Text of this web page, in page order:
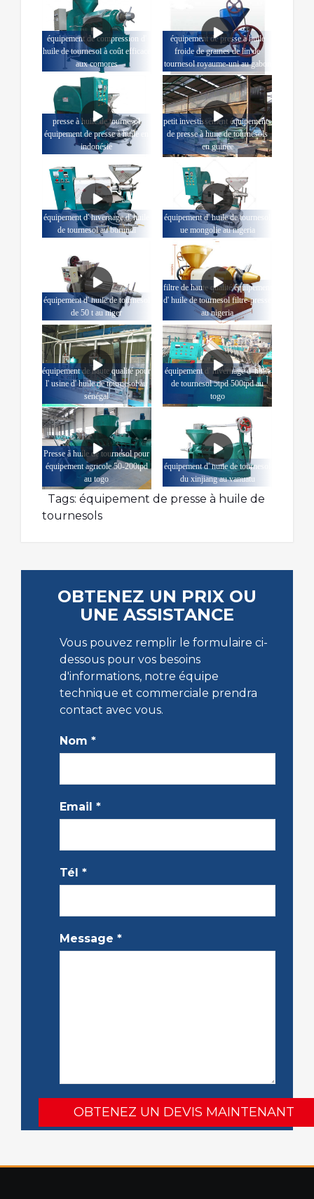
équipement de compression d'
huile de tournesol à coût efficace
aux comores
équipement de presse à huile
froide de graines de lin de
tournesol royaume-uni au gabon
presse à huile de tournesol
équipement de presse à huile en
indonésie
petit investissement équipements
de presse à huile de tournesols
en guinée
équipement d' hivernage d' huile
de tournesol au burundi
équipement d' huile de tournesol
ue mongolie au nigeria
équipement d' huile de tournesol
de 50 t au niger
filtre de haute qualité équipement
d' huile de tournesol filtre-presse
au nigeria
équipement de haute qualité pour
l' usine d' huile de tournesol au
sénégal
équipement d' hivernage d' huile
de tournesol 5tpd 500tpd au
togo
Presse à huile de tournesol pour
équipement agricole 50-200tpd
au togo
équipement d' huile de tournesol
du xinjiang au vanuatu
Tags: équipement de presse à huile de
tournesols
OBTENEZ UN PRIX OU
UNE ASSISTANCE
Vous pouvez remplir le formulaire ci-
dessous pour vos besoins
d'informations, notre équipe
technique et commerciale prendra
contact avec vous.
Nom *
Email *
Tél *
Message *